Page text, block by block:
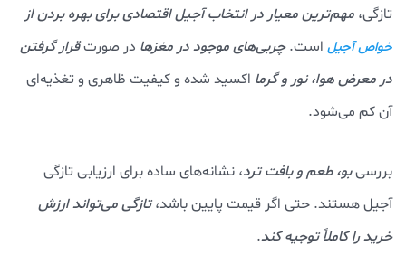
تازگی، مهم‌ترین معیار در انتخاب آجیل اقتصادی برای بهره بردناز
خواص آجیل است.چربی‌های موجود در مغزها در صورتقرار گرفتن
در معرض هوا، نور و گرما اکسید شده و کیفیت ظاهری و تغذیه‌ای
آن کم می‌شود.
بررسیبو، طعم و بافت ترد، نشانه‌های ساده برای ارزیابی تازگی
آجیل هستند. حتی اگر قیمت پایین باشد،تازگی می‌تواند ارزش
خرید را کاملاً توجیه کند.